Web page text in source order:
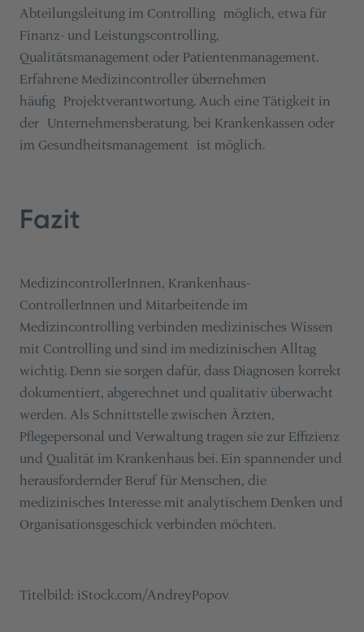
Abteilungsleitung im Controlling möglich, etwa für
Finanz- und Leistungscontrolling,
Qualitätsmanagement oder Patientenmanagement.
Erfahrene Medizincontroller übernehmen
häufig Projektverantwortung. Auch eine Tätigkeit in
der Unternehmensberatung, bei Krankenkassen oder
im Gesundheitsmanagement ist möglich.
Fazit
MedizincontrollerInnen, Krankenhaus-
ControllerInnen und Mitarbeitende im
Medizincontrolling verbinden medizinisches Wissen
mit Controlling und sind im medizinischen Alltag
wichtig. Denn sie sorgen dafür, dass Diagnosen korrekt
dokumentiert, abgerechnet und qualitativ überwacht
werden. Als Schnittstelle zwischen Ärzten,
Pflegepersonal und Verwaltung tragen sie zur Effizienz
und Qualität im Krankenhaus bei. Ein spannender und
herausfordernder Beruf für Menschen, die
medizinisches Interesse mit analytischem Denken und
Organisationsgeschick verbinden möchten.
Titelbild: iStock.com/AndreyPopov